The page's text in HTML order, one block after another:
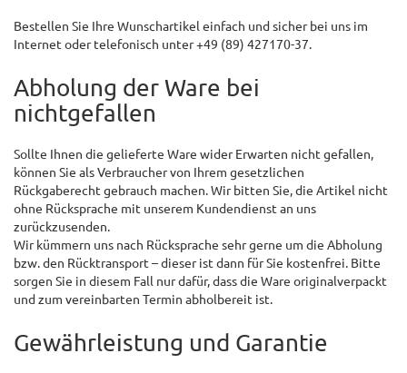
Bestellen Sie Ihre Wunschartikel einfach und sicher bei uns im
Internet oder telefonisch unter +49 (89) 427170-37.
Abholung der Ware bei
nichtgefallen
Sollte Ihnen die gelieferte Ware wider Erwarten nicht gefallen,
können Sie als Verbraucher von Ihrem gesetzlichen
Rückgaberecht gebrauch machen. Wir bitten Sie, die Artikel nicht
ohne Rücksprache mit unserem Kundendienst an uns
zurückzusenden.
Wir kümmern uns nach Rücksprache sehr gerne um die Abholung
bzw. den Rücktransport – dieser ist dann für Sie kostenfrei. Bitte
sorgen Sie in diesem Fall nur dafür, dass die Ware originalverpackt
und zum vereinbarten Termin abholbereit ist.
Gewährleistung und Garantie